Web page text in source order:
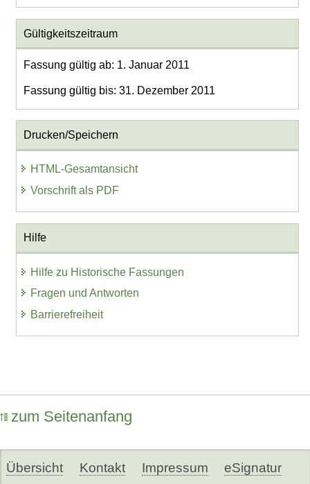
Gültigkeitszeitraum
Fassung gültig ab: 1. Januar 2011
Fassung gültig bis: 31. Dezember 2011
Drucken/Speichern
HTML-Gesamtansicht
Vorschrift als PDF
Hilfe
Hilfe zu Historische Fassungen
Fragen und Antworten
Barrierefreiheit
zum Seitenanfang
Übersicht Kontakt Impressum eSignatur